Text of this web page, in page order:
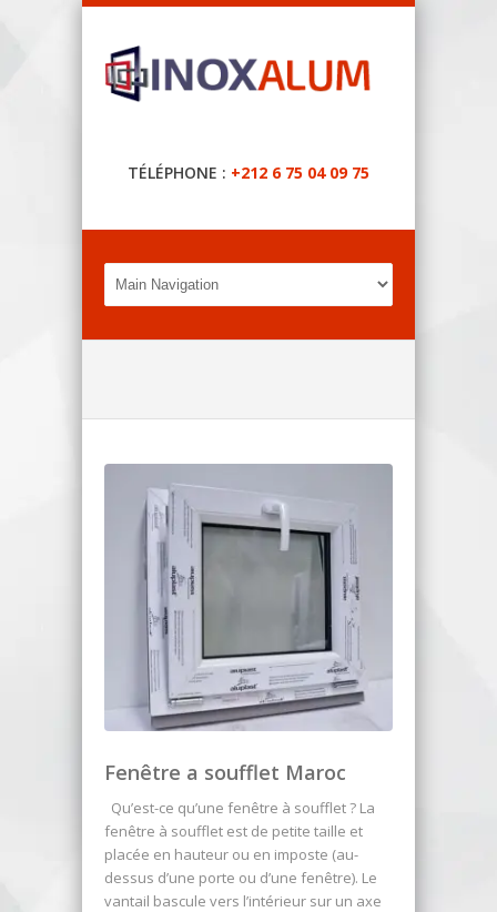
TÉLÉPHONE : +212 6 75 04 09 75
Fenêtre a soufflet Maroc
Qu’est-ce qu’une fenêtre à soufflet ? La
fenêtre à soufflet est de petite taille et
placée en hauteur ou en imposte (au-
dessus d’une porte ou d’une fenêtre). Le
vantail bascule vers l’intérieur sur un axe